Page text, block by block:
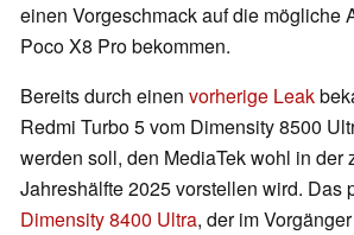
einen Vorgeschmack auf die mögliche
Poco X8 Pro bekommen.
Bereits durch einen vorherige Leak
Redmi Turbo 5 vom Dimensity 8500
werden soll, den MediaTek wohl in der
Jahreshälfte 2025 vorstellen wird. Das
Dimensity 8400 Ultra, der im